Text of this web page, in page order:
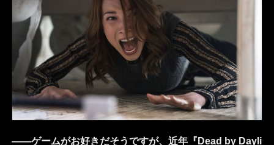
――ゲームがお好きだそうですが、近年『Dead by Dayli